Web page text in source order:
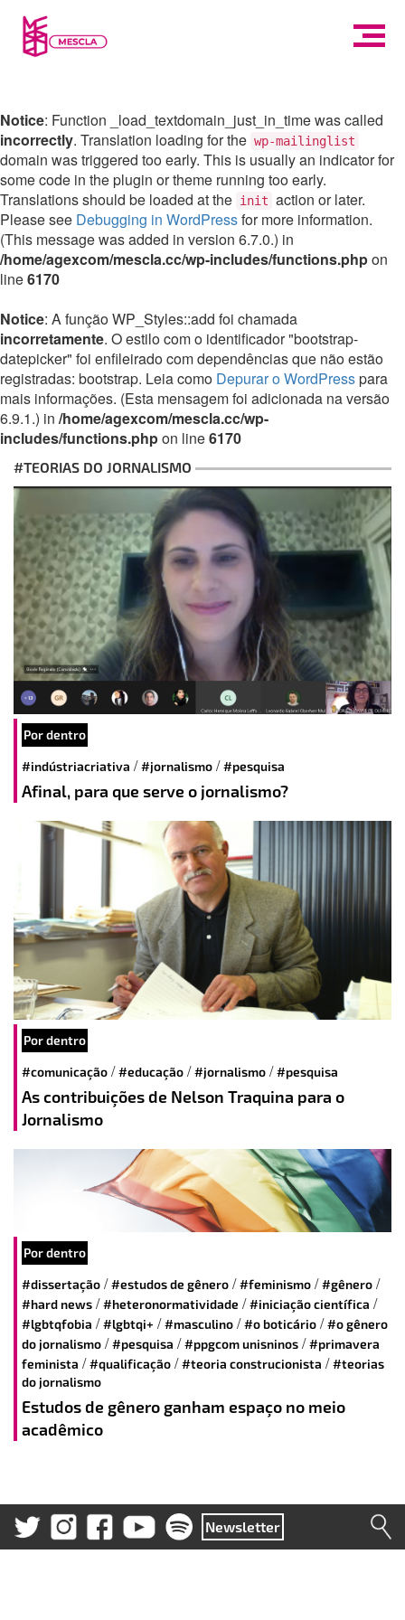
Notice: Function _load_textdomain_just_in_time was called
incorrectly. Translation loading for the wp-mailinglist
domain was triggered too early. This is usually an indicator for
some code in the plugin or theme running too early.
Translations should be loaded at the init action or later.
Please see Debugging in WordPressfor more information.
(This message was added in version 6.7.0.) in
/home/agexcom/mescla.cc/wp-includes/functions.phpon
line6170
Notice: A função WP_Styles::add foi chamada
incorretamente. O estilo com o identificador "bootstrap-
datepicker" foi enfileirado com dependências que não estão
registradas: bootstrap. Leia como Depurar o WordPresspara
mais informações. (Esta mensagem foi adicionada na versão
6.9.1.) in /home/agexcom/mescla.cc/wp-
includes/functions.phpon line6170
#TEORIAS DO JORNALISMO
Por dentro
#indústriacriativa /#jornalismo /#pesquisa
Afinal, para que serve o jornalismo?
Por dentro
#comunicação /#educação /#jornalismo /#pesquisa
As contribuições de Nelson Traquina para o
Jornalismo
Por dentro
#dissertação /#estudos de gênero /#feminismo /#gênero /
#hard news /#heteronormatividade /#iniciação científica /
#lgbtqfobia /#lgbtqi+ /#masculino /#o boticário /#o gênero
do jornalismo /#pesquisa /#ppgcom unisninos /#primavera
feminista /#qualificação /#teoria construcionista /#teorias
do jornalismo
Estudos de gênero ganham espaço no meio
acadêmico
Newsletter